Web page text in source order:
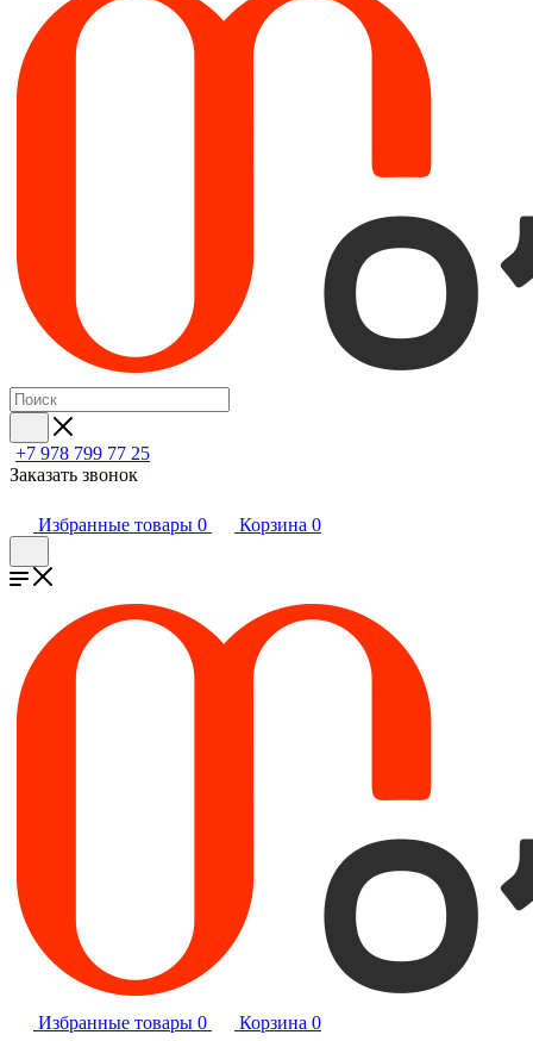
+7 978 799 77 25
Заказать звонок
Избранные товары 0 Корзина 0
Избранные товары 0 Корзина 0